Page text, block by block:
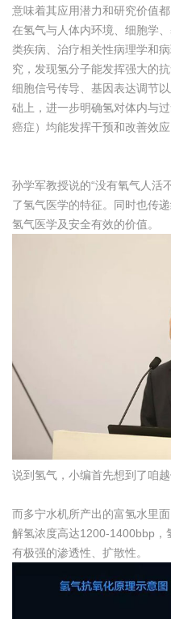
意味着其应用潜力和研究价值
在氢气与人体内环境、细胞学
类疾病、治疗相关性病理学和
究，发现氢分子能发挥强大的
细胞信号传导、基因表达调节
础上，进一步明确氢对体内与
癌症）均能发挥干预和改善效应
孙学军教授说的“没有氧气人活
了氢气医学的特征。同时也传
氢气医学及安全有效的价值。
说到氢气，小编首先想到了咱
而多宁水机所产出的富氢水里
解氢浓度高达1200-1400bbp，
有极强的渗透性、扩散性。